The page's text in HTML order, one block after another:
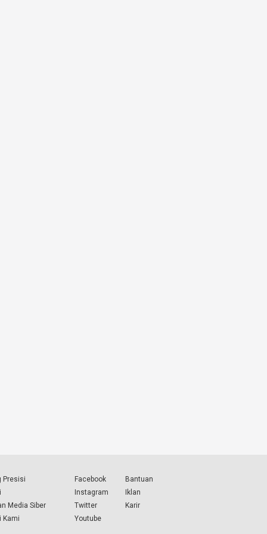
Presisi
Media Siber
Kami
Facebook
Instagram
Twitter
Youtube
Bantuan
Iklan
Karir